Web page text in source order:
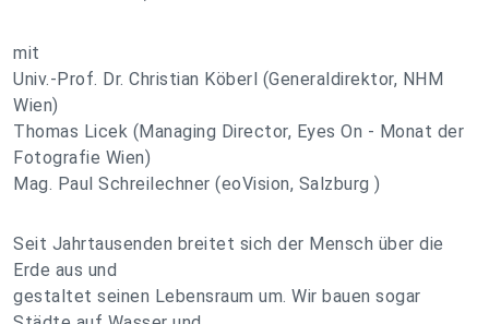
mit
Univ.-Prof. Dr. Christian Köberl (Generaldirektor, NHM
Wien)
Thomas Licek (Managing Director, Eyes On - Monat der
Fotografie Wien)
Mag. Paul Schreilechner (eoVision, Salzburg )
Seit Jahrtausenden breitet sich der Mensch über die
Erde aus und
gestaltet seinen Lebensraum um. Wir bauen sogar